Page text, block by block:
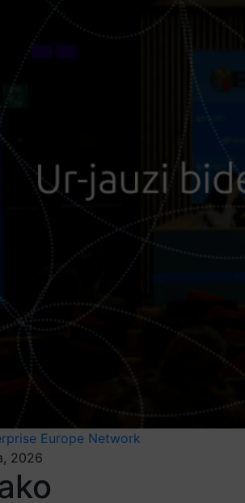
Europe Network
2026